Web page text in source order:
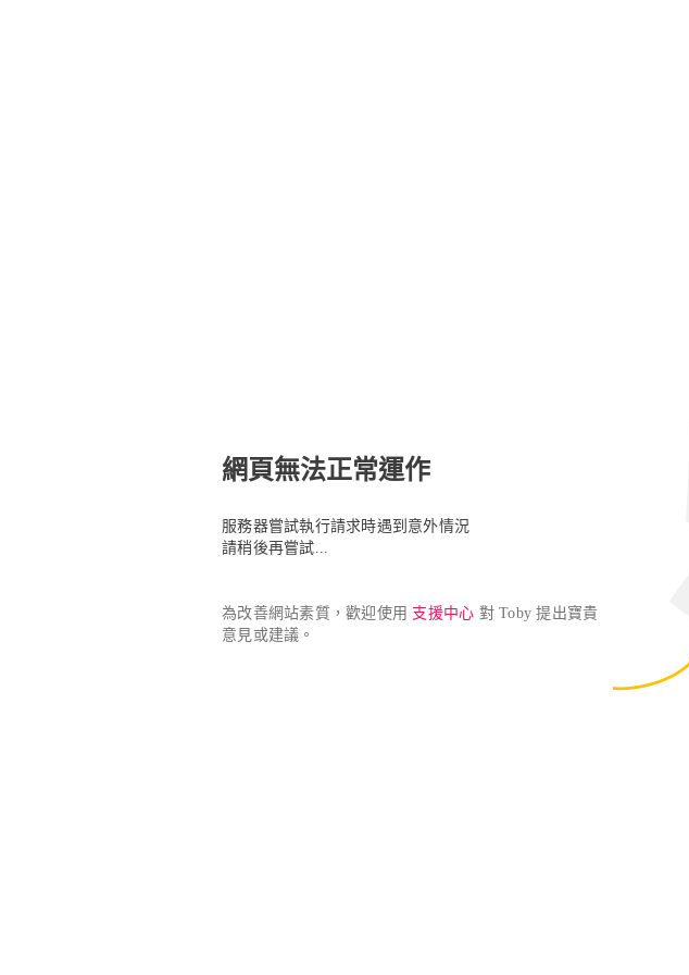
網頁無法正常運作
服務器嘗試執行請求時遇到意外情況
請稍後再嘗試...
為改善網站素質，歡迎使用 支援中心 對 Toby 提出寶貴
意見或建議。